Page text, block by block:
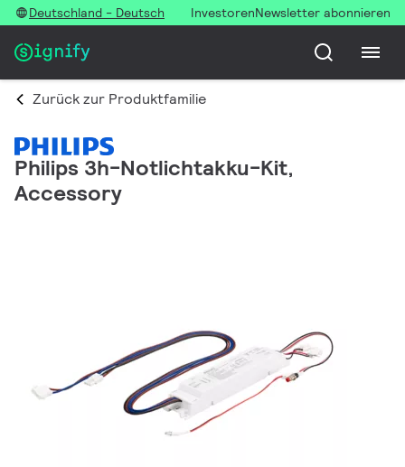
Deutschland - Deutsch InvestorenNewsletter abonnieren
Zurück zur Produktfamilie
Philips 3h-Notlichtakku-Kit,
Accessory